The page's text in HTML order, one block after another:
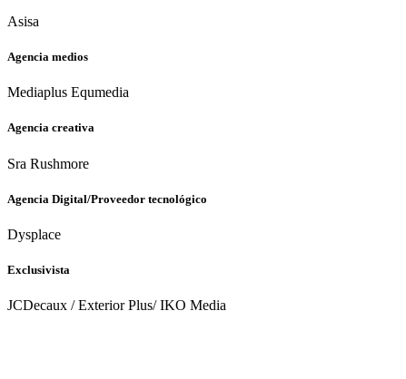
Asisa
Agencia medios
Mediaplus Equmedia
Agencia creativa
Sra Rushmore
Agencia Digital/Proveedor tecnológico
Dysplace
Exclusivista
JCDecaux / Exterior Plus/ IKO Media